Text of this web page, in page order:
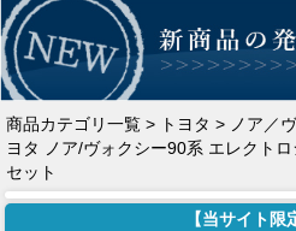
商品カテゴリ一覧 > トヨタ > ノア／
ヨタ ノア/ヴォクシー90系 エレクト
セット
【当サイト限